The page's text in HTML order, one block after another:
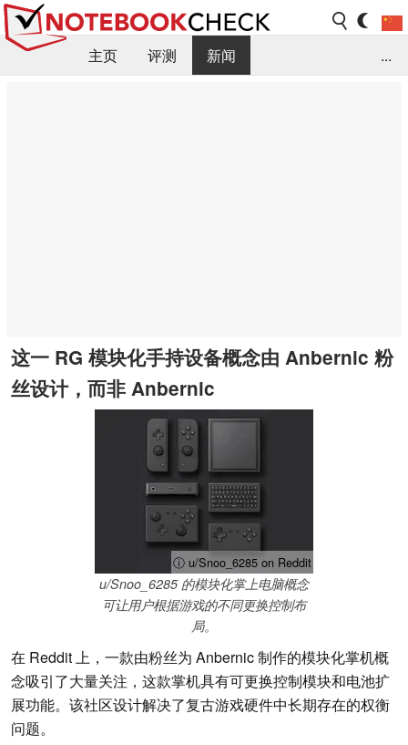
主页 评测
新闻
...
这一 RG 模块化手持设备概念由 Anbernic 粉
丝设计，而非 Anbernic
ⓘ u/Snoo_6285 on Reddit
u/Snoo_6285 的模块化掌上电脑概念
可让用户根据游戏的不同更换控制布
局。
在 Reddit 上，一款由粉丝为 Anbernic 制作的模块化掌机概
念吸引了大量关注，这款掌机具有可更换控制模块和电池扩
展功能。该社区设计解决了复古游戏硬件中长期存在的权衡
问题。